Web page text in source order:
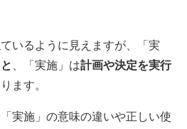
いるように見えますが、「実
、「実施」は計画や決定を実行
ます。
実施」の意味の違いや正しい使